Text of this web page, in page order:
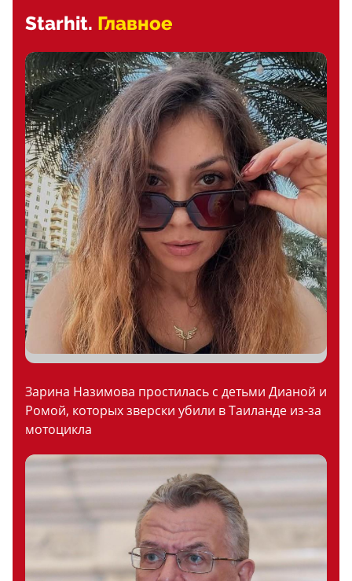
Starhit. Главное
Зарина Назимова простилась с детьми Дианой и
Ромой, которых зверски убили в Таиланде из-за
мотоцикла